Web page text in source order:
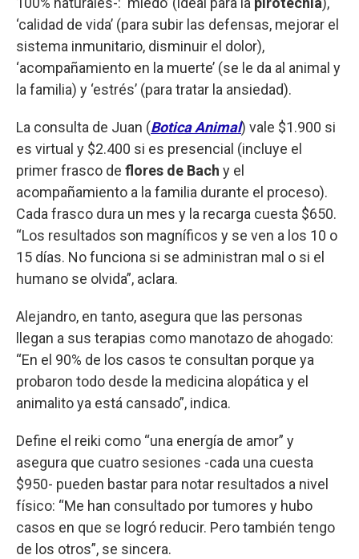
‘calidad de vida’ (para subir las defensas, mejorar el
sistema inmunitario, disminuir el dolor),
‘acompañamiento en la muerte’ (se le da al animal y
la familia) y ‘estrés’ (para tratar la ansiedad).
La consulta de Juan (Botica Animal) vale $1.900 si
es virtual y $2.400 si es presencial (incluye el
primer frasco de flores de Bach y el
acompañamiento a la familia durante el proceso).
Cada frasco dura un mes y la recarga cuesta $650.
“Los resultados son magníficos y se ven a los 10 o
15 días. No funciona si se administran mal o si el
humano se olvida”, aclara.
Alejandro, en tanto, asegura que las personas
llegan a sus terapias como manotazo de ahogado:
“En el 90% de los casos te consultan porque ya
probaron todo desde la medicina alopática y el
animalito ya está cansado”, indica.
Define el reiki como “una energía de amor” y
asegura que cuatro sesiones -cada una cuesta
$950- pueden bastar para notar resultados a nivel
físico: “Me han consultado por tumores y hubo
casos en que se logró reducir. Pero también tengo
de los otros”, se sincera.